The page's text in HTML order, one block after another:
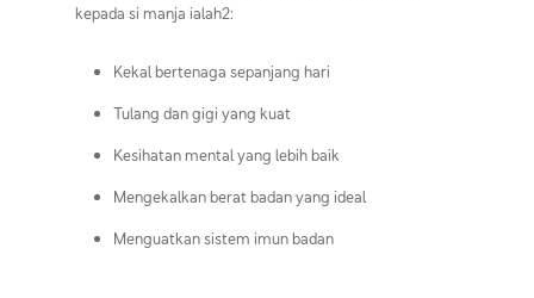
kepada si manja ialah2:
Kekal bertenaga sepanjang hari
Tulang dan gigi yang kuat
Kesihatan mental yang lebih baik
Mengekalkan berat badan yang ideal
Menguatkan sistem imun badan